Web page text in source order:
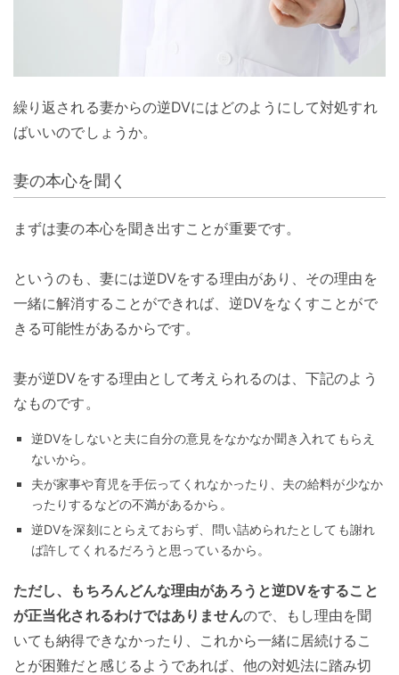
繰り返される妻からの逆DVにはどのようにして対処すれ
ばいいのでしょうか。
妻の本心を聞く
まずは妻の本心を聞き出すことが重要です。
というのも、妻には逆DVをする理由があり、その理由を
一緒に解消することができれば、逆DVをなくすことがで
きる可能性があるからです。
妻が逆DVをする理由として考えられるのは、下記のよう
なものです。
逆DVをしないと夫に自分の意見をなかなか聞き入れてもらえ
ないから。
夫が家事や育児を手伝ってくれなかったり、夫の給料が少なか
ったりするなどの不満があるから。
逆DVを深刻にとらえておらず、問い詰められたとしても謝れ
ば許してくれるだろうと思っているから。
ただし、もちろんどんな理由があろうと逆DVをすること
が正当化されるわけではありませんので、もし理由を聞
いても納得できなかったり、これから一緒に居続けるこ
とが困難だと感じるようであれば、他の対処法に踏み切